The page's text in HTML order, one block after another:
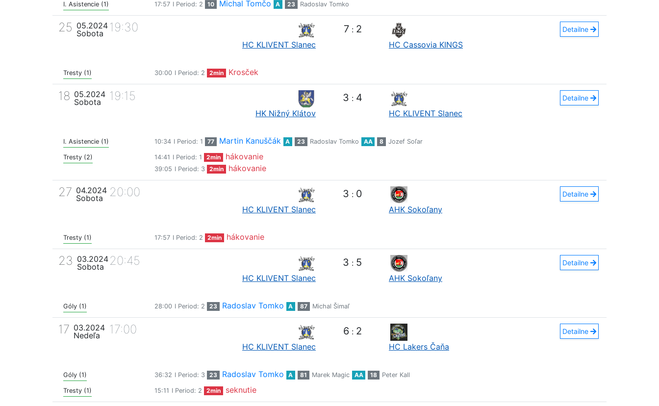
I. Asistencie (1) 17:57 I Period: 2 10 Michal Tomčo A 23 Radoslav Tomko
25 05.2024
Sobota
19:30
HC KLIVENT Slanec
7 : 2
HC Cassovia KINGS
Detailne
Tresty (1) 30:00 I Period: 2 2min Krosček
18 05.2024
Sobota
19:15
HK Nižný Klátov
3 : 4
HC KLIVENT Slanec
Detailne
I. Asistencie (1) 10:34 I Period: 1 77 Martin Kanuščák A 23 Radoslav Tomko AA 8 Jozef Soľar
Tresty (2) 14:41 I Period: 1 2min hákovanie
39:05 I Period: 3 2min hákovanie
27 04.2024
Sobota
20:00
HC KLIVENT Slanec
3 : 0
AHK Sokoľany
Detailne
Tresty (1) 17:57 I Period: 2 2min hákovanie
23 03.2024
Sobota
20:45
HC KLIVENT Slanec
3 : 5
AHK Sokoľany
Detailne
Góly (1) 28:00 I Period: 2 23 Radoslav Tomko A 87 Michal Šimaľ
17 03.2024
Nedeľa
17:00
HC KLIVENT Slanec
6 : 2
HC Lakers Čaňa
Detailne
Góly (1) 36:32 I Period: 3 23 Radoslav Tomko A 81 Marek Magic AA 18 Peter Kall
Tresty (1) 15:11 I Period: 2 2min seknutie